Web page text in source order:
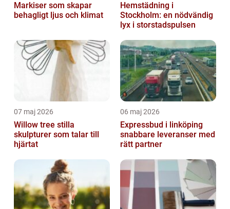
Markiser som skapar
behagligt ljus och klimat
Hemstädning i
Stockholm: en nödvändig
lyx i storstadspulsen
07 maj 2026
Willow tree stilla
skulpturer som talar till
hjärtat
06 maj 2026
Expressbud i linköping
snabbare leveranser med
rätt partner